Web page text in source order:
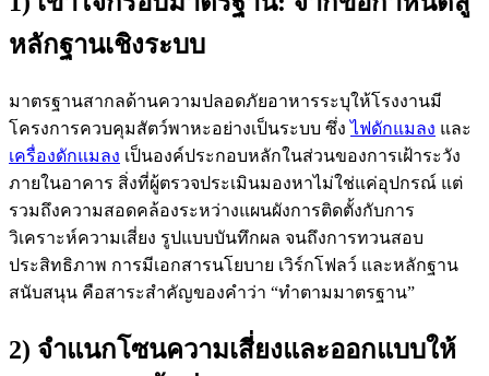
หลักฐานเชิงระบบ
มาตรฐานสากลด้านความปลอดภัยอาหารระบุให้โรงงานมี
โครงการควบคุมสัตว์พาหะอย่างเป็นระบบ ซึ่งไฟดักแมลง และ
เครื่องดักแมลง เป็นองค์ประกอบหลักในส่วนของการเฝ้าระวัง
ภายในอาคาร สิ่งที่ผู้ตรวจประเมินมองหาไม่ใช่แค่อุปกรณ์ แต่
รวมถึงความสอดคล้องระหว่างแผนผังการติดตั้งกับการ
วิเคราะห์ความเสี่ยง รูปแบบบันทึกผล จนถึงการทวนสอบ
ประสิทธิภาพ การมีเอกสารนโยบาย เวิร์กโฟลว์ และหลักฐาน
สนับสนุน คือสาระสำคัญของคำว่า “ทำตามมาตรฐาน”
2) จำแนกโซนความเสี่ยงและออกแบบให้